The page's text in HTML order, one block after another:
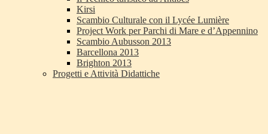
Kirsi
Scambio Culturale con il Lycée Lumière
Project Work per Parchi di Mare e d’Appennino
Scambio Aubusson 2013
Barcellona 2013
Brighton 2013
Progetti e Attività Didattiche